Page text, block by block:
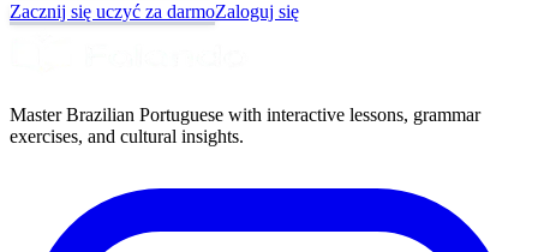
Zacznij się uczyć za darmoZaloguj się
Master Brazilian Portuguese with interactive lessons, grammar
exercises, and cultural insights.